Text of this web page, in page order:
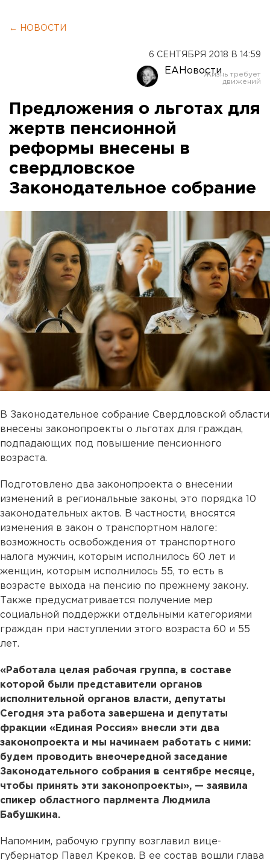
← НОВОСТИ
6 СЕНТЯБРЯ 2018 В 14:59
ЕАНовости
Предложения о льготах для
жертв пенсионной
реформы внесены в
свердловское
Законодательное собрание
В Законодательное собрание Свердловской области
внесены законопроекты о льготах для граждан,
подпадающих под повышение пенсионного
возраста.
Подготовлено два законопроекта о внесении
изменений в региональные законы, это порядка 10
законодательных актов. В частности, вносятся
изменения в закон о транспортном налоге:
возможность освобождения от транспортного
налога мужчин, которым исполнилось 60 лет и
женщин, которым исполнилось 55, то есть в
возрасте выхода на пенсию по прежнему закону.
Также предусматривается получение мер
социальной поддержки отдельными категориями
граждан при наступлении этого возраста 60 и 55
лет.
«Работала целая рабочая группа, в составе
которой были представители органов
исполнительной органов власти, депутаты
Сегодня эта работа завершена и депутаты
фракции «Единая Россия» внесли эти два
законопроекта и мы начинаем работать с ними:
будем проводить внеочередной заседание
Законодательного собрания в сентябре месяце,
чтобы принять эти законопроекты», — заявила
спикер областного парлмента Людмила
Бабушкина.
Напомним, рабочую группу возглавил вице-
губернатор Павел Креков. В ее состав вошли глава